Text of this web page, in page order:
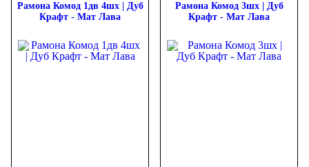
Рамона Комод 1дв 4шх | Дуб
Крафт - Мат Лава
Рамона Комод 3шх | Дуб
Крафт - Мат Лава